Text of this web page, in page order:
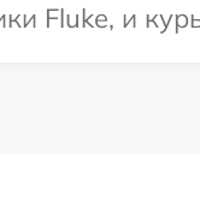
Fluke, и